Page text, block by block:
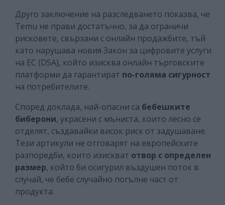
Друго заключение на разследването показва, че
Temu не прави достатъчно, за да ограничи
рисковете, свързани с онлайн продажбите, тъй
като нарушава новия Закон за цифровите услуги
на ЕС (DSA), който изисква онлайн търговските
платформи да гарантират по-голяма сигурност
на потребителите.
Според доклада, най-опасни са бебешките
биберони, украсени с мъниста, които лесно се
отделят, създавайки висок риск от задушаване.
Тези артикули не отговарят на европейските
разпоредби, които изискват отвор с определен
размер, който би осигурил въздушен поток в
случай, че бебе случайно погълне част от
продукта.